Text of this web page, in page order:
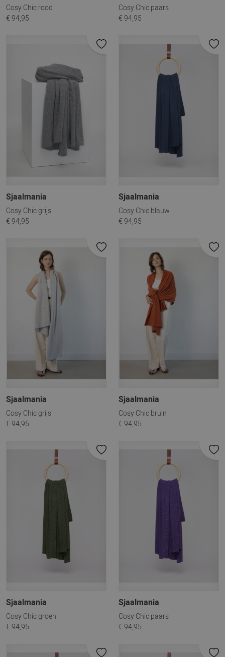
Cosy Chic rood
€ 94,95
Cosy Chic paars
€ 94,95
Sjaalmania
Cosy Chic grijs
€ 94,95
Sjaalmania
Cosy Chic blauw
€ 94,95
Sjaalmania
Cosy Chic grijs
€ 94,95
Sjaalmania
Cosy Chic bruin
€ 94,95
Sjaalmania
Cosy Chic groen
€ 94,95
Sjaalmania
Cosy Chic paars
€ 94,95